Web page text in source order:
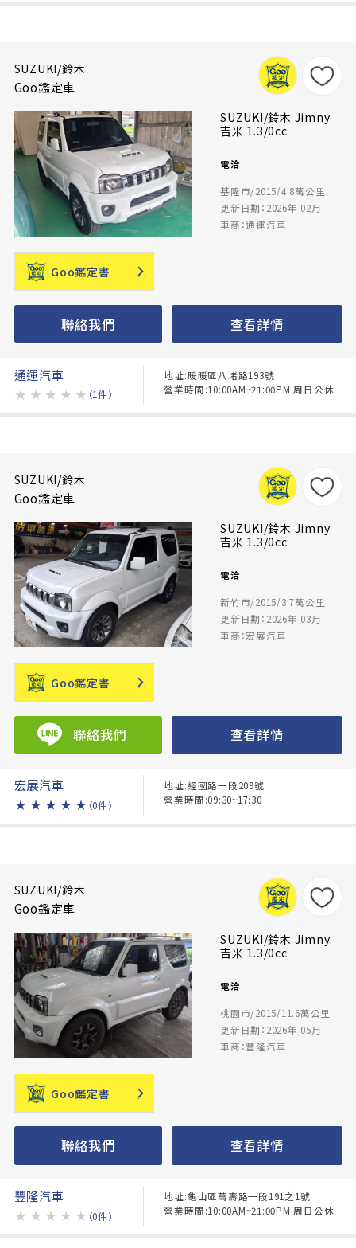
SUZUKI/鈴木
Goo鑑定車
SUZUKI/鈴木 Jimny
吉米 1.3/0cc
電洽
基隆市/2015/4.8萬公里
更新日期：2026年 02月
車商：通運汽車
Goo鑑定書
聯絡我們 查看詳情
通運汽車
★ ★ ★ ★ ★ （1件）
地址:暖暖區八堵路193號
營業時間:10:00AM~21:00PM 周日公休
SUZUKI/鈴木
Goo鑑定車
SUZUKI/鈴木 Jimny
吉米 1.3/0cc
電洽
新竹市/2015/3.7萬公里
更新日期：2026年 03月
車商：宏展汽車
Goo鑑定書
聯絡我們 查看詳情
宏展汽車
★ ★ ★ ★ ★ （0件）
地址:經國路一段209號
營業時間:09:30~17:30
SUZUKI/鈴木
Goo鑑定車
SUZUKI/鈴木 Jimny
吉米 1.3/0cc
電洽
桃園市/2015/11.6萬公里
更新日期：2026年 05月
車商：豐隆汽車
Goo鑑定書
聯絡我們 查看詳情
豐隆汽車
★ ★ ★ ★ ★ （0件）
地址:龜山區萬壽路一段191之1號
營業時間:10:00AM~21:00PM 周日公休